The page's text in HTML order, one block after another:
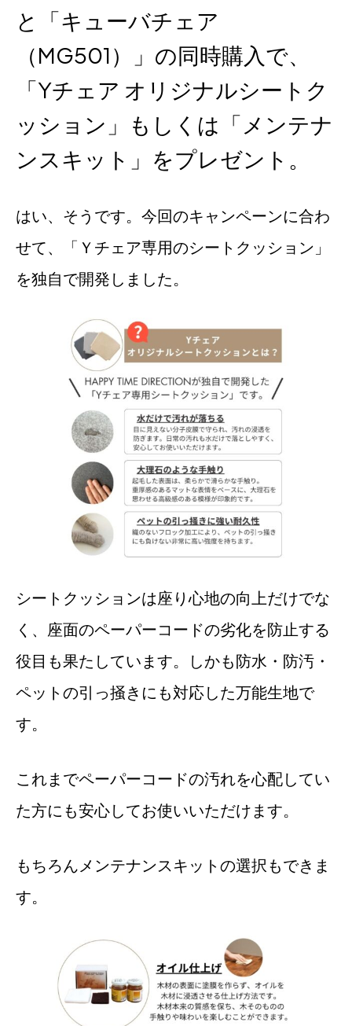
と「キューバチェア
（MG501）」の同時購入で、
「Yチェア オリジナルシートク
ッション」もしくは「メンテナ
ンスキット」をプレゼント。
はい、そうです。今回のキャンペーンに合わ
せて、「Ｙチェア専用のシートクッション」
を独自で開発しました。
シートクッションは座り心地の向上だけでな
く、座面のペーパーコードの劣化を防止する
役目も果たしています。しかも防水・防汚・
ペットの引っ掻きにも対応した万能生地で
す。
これまでペーパーコードの汚れを心配してい
た方にも安心してお使いいただけます。
もちろんメンテナンスキットの選択もできま
す。